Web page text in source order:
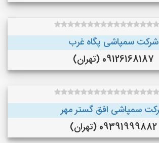
شرکت سمپاشی پگاه غرب
09126168187 (تهران)
سمپاشی افق گستر مهر
09391999882 (تهران)